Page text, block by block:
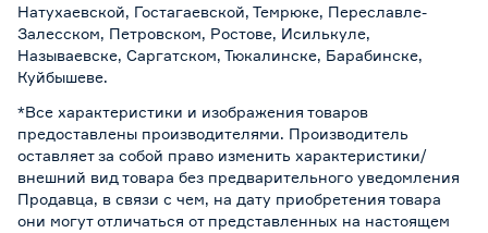
Натухаевской, Гостагаевской, Темрюке, Переславле-
Залесском, Петровском, Ростове, Исилькуле,
Называевске, Саргатском, Тюкалинске, Барабинске,
Куйбышеве.
*Все характеристики и изображения товаров
предоставлены производителями. Производитель
оставляет за собой право изменить характеристики/
внешний вид товара без предварительного уведомления
Продавца, в связи с чем, на дату приобретения товара
они могут отличаться от представленных на настоящем